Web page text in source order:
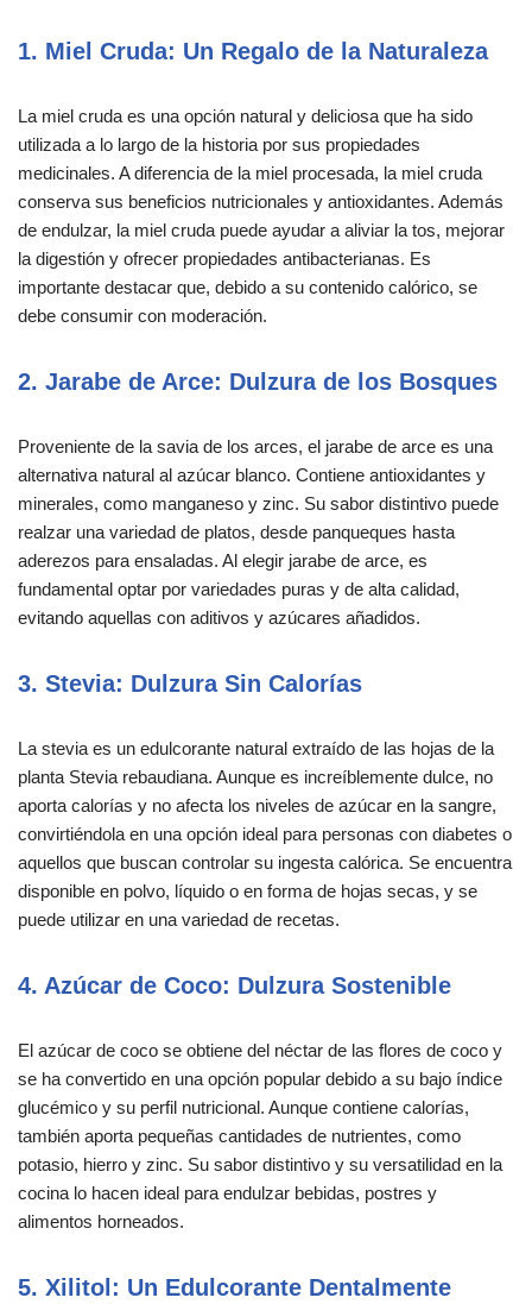
1. Miel Cruda: Un Regalo de la Naturaleza
La miel cruda es una opción natural y deliciosa que ha sido
utilizada a lo largo de la historia por sus propiedades
medicinales. A diferencia de la miel procesada, la miel cruda
conserva sus beneficios nutricionales y antioxidantes. Además
de endulzar, la miel cruda puede ayudar a aliviar la tos, mejorar
la digestión y ofrecer propiedades antibacterianas. Es
importante destacar que, debido a su contenido calórico, se
debe consumir con moderación.
2. Jarabe de Arce: Dulzura de los Bosques
Proveniente de la savia de los arces, el jarabe de arce es una
alternativa natural al azúcar blanco. Contiene antioxidantes y
minerales, como manganeso y zinc. Su sabor distintivo puede
realzar una variedad de platos, desde panqueques hasta
aderezos para ensaladas. Al elegir jarabe de arce, es
fundamental optar por variedades puras y de alta calidad,
evitando aquellas con aditivos y azúcares añadidos.
3. Stevia: Dulzura Sin Calorías
La stevia es un edulcorante natural extraído de las hojas de la
planta Stevia rebaudiana. Aunque es increíblemente dulce, no
aporta calorías y no afecta los niveles de azúcar en la sangre,
convirtiéndola en una opción ideal para personas con diabetes o
aquellos que buscan controlar su ingesta calórica. Se encuentra
disponible en polvo, líquido o en forma de hojas secas, y se
puede utilizar en una variedad de recetas.
4. Azúcar de Coco: Dulzura Sostenible
El azúcar de coco se obtiene del néctar de las flores de coco y
se ha convertido en una opción popular debido a su bajo índice
glucémico y su perfil nutricional. Aunque contiene calorías,
también aporta pequeñas cantidades de nutrientes, como
potasio, hierro y zinc. Su sabor distintivo y su versatilidad en la
cocina lo hacen ideal para endulzar bebidas, postres y
alimentos horneados.
5. Xilitol: Un Edulcorante Dentalmente